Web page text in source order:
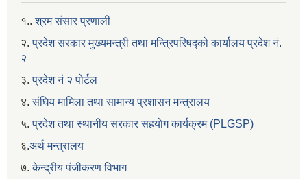
१..श्रम संसार प्रणाली
२. प्रदेश सरकार मुख्यमन्त्री तथा मन्त्रिपरिषद्को कार्यालय प्रदेश नं.
२
३.प्रदेश नं २ पोर्टल
४.संघिय मामिला तथा सामान्य प्रशासन मन्त्रालय
५.प्रदेश तथा स्थानीय सरकार सहयाेग कार्यक्रम (PLGSP)
६.अर्थ मन्त्रालय
७.केन्द्रीय पंजीकरण विभाग